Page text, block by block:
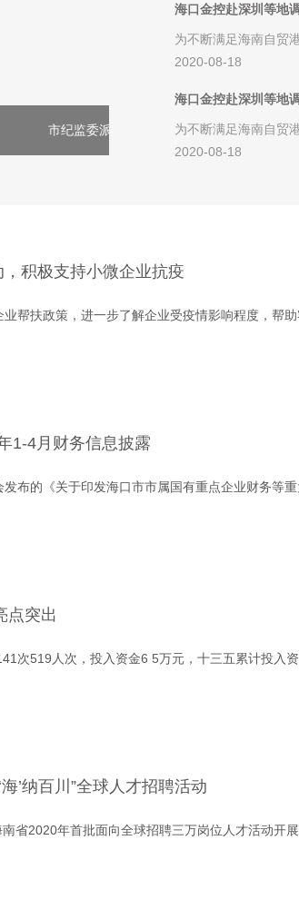
廉洁工作
海口金控赴深圳等地
为不断满足海南自贸
2020-08-18
海口金控赴深圳等地
为不断满足海南自贸
2020-08-18
积极支持小微企业抗疫
帮扶政策，进一步了解企业受疫情影响程度，帮
1-4月财务信息披露
布的《关于印发海口市市属国有重点企业财务等
点突出
次519人次，投入资金6 5万元，十三五累计投入
’纳百川”全球人才招聘活动
省2020年首批面向全球招聘三万岗位人才活动开